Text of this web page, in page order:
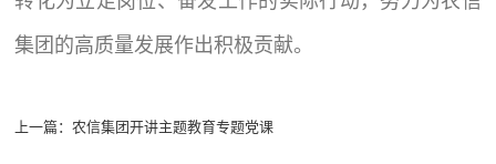
集团的高质量发展作出积极贡献。
上一篇：农信集团开讲主题教育专题党课